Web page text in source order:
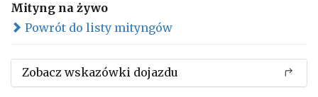
Mityng na żywo
Powrót do listy mityngów
Zobacz wskazówki dojazdu